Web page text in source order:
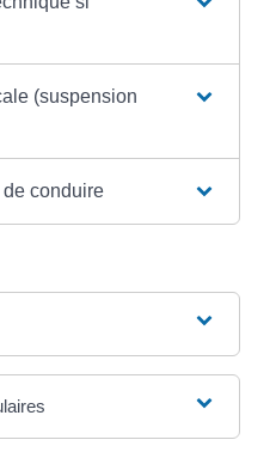
(suspension
conduire